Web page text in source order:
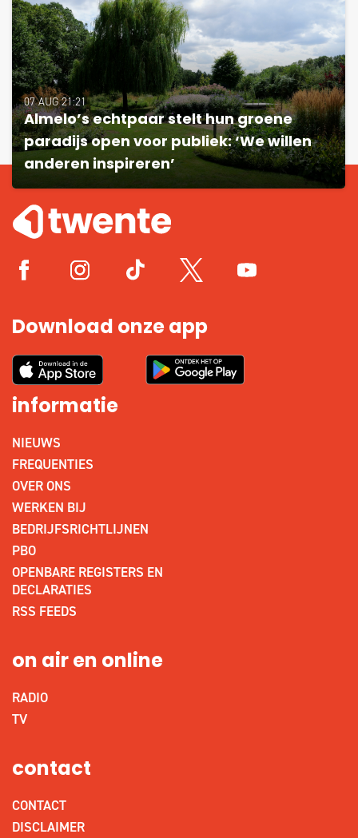
07 AUG 21:21
Almelo’s echtpaar stelt hun groene
paradijs open voor publiek: ‘We willen
anderen inspireren’
Download onze app
informatie
NIEUWS
FREQUENTIES
OVER ONS
WERKEN BIJ
BEDRIJFSRICHTLIJNEN
PBO
OPENBARE REGISTERS EN
DECLARATIES
RSS FEEDS
on air en online
RADIO
TV
contact
CONTACT
DISCLAIMER